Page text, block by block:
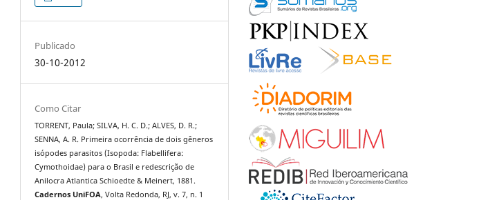
Publicado
30-10-2012
Como Citar
TORRENT, Paula; SILVA, H. C. D.; ALVES, D. R.;
SENNA, A. R. Primeira ocorrência de dois gêneros
isópodes parasitos (Isopoda: Flabellifera:
Cymothoidae) para o Brasil e redescrição de
Anilocra Atlantica Schioedte & Meinert, 1881.
Cadernos UniFOA, Volta Redonda, RJ, v. 7, n. 1